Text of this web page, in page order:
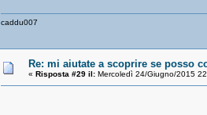
caddu007
Re: mi aiutate a scoprire se posso
« Risposta #29 il: Mercoledì 24/Giugno/2015